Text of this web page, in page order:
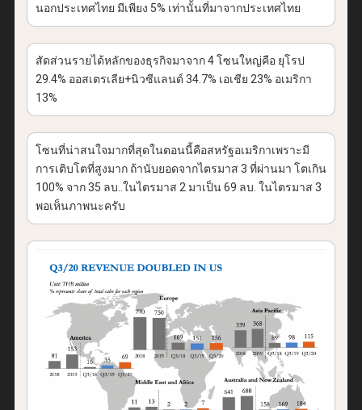
นอกประเทศไทย มีเพียง 5% เท่านั้นที่มาจากประเทศไทย
สัดส่วนรายได้หลักของธุรกิจมาจาก 4 โซนใหญ่คือ ยุโรป
29.4% ออสเตรเลีย+นิวซีแลนด์ 34.7% เอเชีย 23% อเมริกา
13%
โซนที่น่าสนใจมากที่สุดในตอนนี้คือสหรัฐอเมริกาเพราะมี
การเติบโตที่สูงมาก ถ้านับยอดจากไตรมาส 3 ที่ผ่านมา โตเกิน
100% จาก 35 ลบ..ในไตรมาส 2 มาเป็น 69 ลบ. ในไตรมาส 3
พอเห็นภาพนะครับ